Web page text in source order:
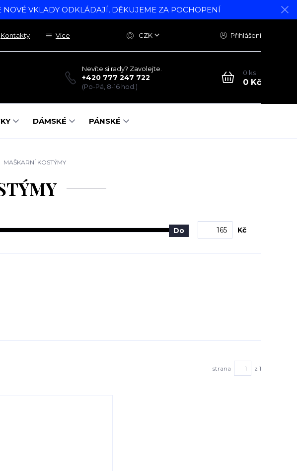
VKLADY ODKLÁDAJÍ, DĚKUJEME ZA POCHOPENÍ
Kontakty Více CZK Přihlášení
Nevíte si rady? Zavolejte.
+420 777 247 722
(Po-Pá, 8-16 hod.)
0 ks
0 Kč
DÁMSKÉ PÁNSKÉ
MAŠKARNÍ KOSTÝMY
Do Kč
strana z 1